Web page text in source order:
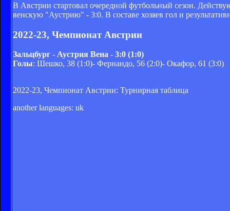
В Австрии стартовал очередной футбольный сезон.
венскую "Аустрию" - 3:0. В составе хозяев гол и
2022-23, Чемпионат Австрии
Зальцбург - Аустрия Вена - 3:0 (1:0)
Голы: Шешко, 38 (1:0)- Фернандо, 56 (2:0)- Окафор, 61 (3:0)
2022-23, Чемпионат Австрии: Турнирная таблица
another languages: uk